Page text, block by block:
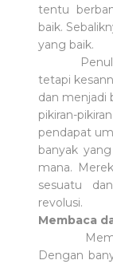
tentu
baik.
yang baik.
Penulis
tetapi
dan menjadi
pikiran-
pendapat
banyak
mana.
sesuatu
revolusi.
Membaca
Dengan